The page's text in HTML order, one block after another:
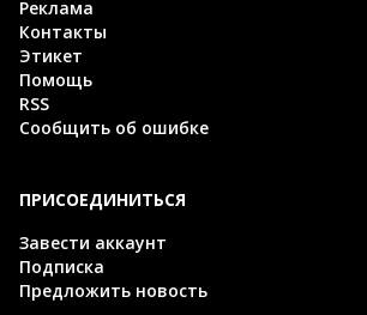
Реклама
Контакты
Этикет
Помощь
RSS
Сообщить об ошибке
ПРИСОЕДИНИТЬСЯ
Завести аккаунт
Подписка
Предложить новость